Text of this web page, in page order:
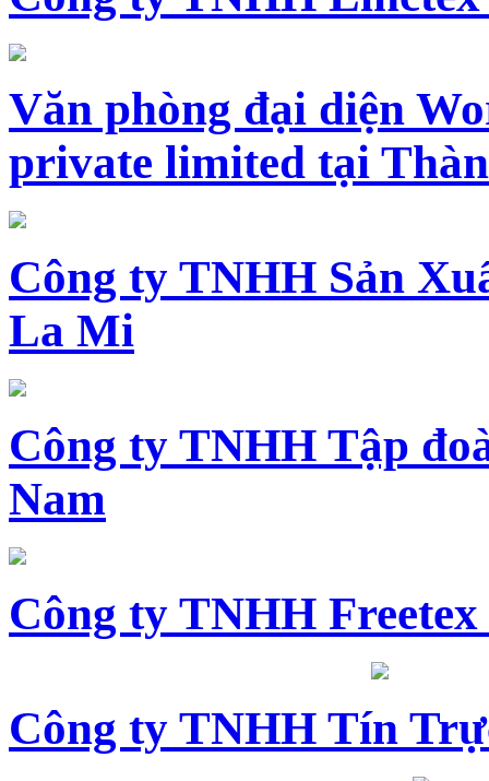
Văn phòng đại diện
private limited tại
Công ty TNHH Sản
La Mi
Công ty TNHH Tập
Nam
Công ty TNHH
Công ty TNHH Tín